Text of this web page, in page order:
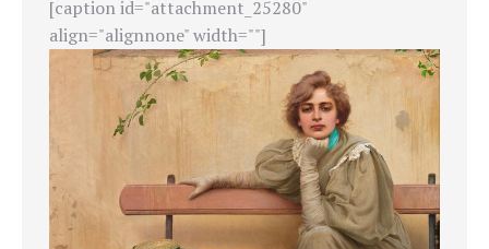
[caption id="attachment_25280"
align="alignnone" width=""]